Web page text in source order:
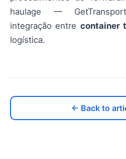
haulage —
integração entre container
logística.
← Back to